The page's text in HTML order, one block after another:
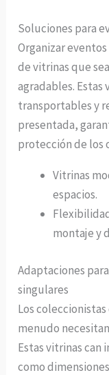
Soluciones para
Organizar
de vitrinas que
agradables.
transportables y
presentada,
protección de los
Vitrinas
espacios.
montaje y
Adaptaciones
singulares
Los
menudo
Estas vitrinas
como